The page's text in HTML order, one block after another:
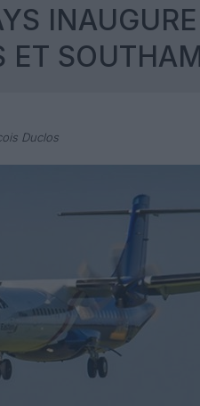
ET
Duclos